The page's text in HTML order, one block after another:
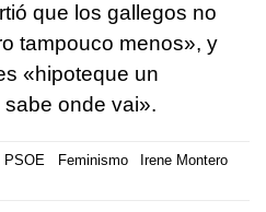
que los gallegos no
tampouco menos», y
«hipoteque un
onde vai».
PSOE Feminismo
Irene Montero